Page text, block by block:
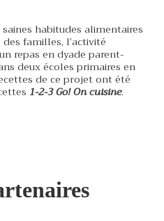
habitudes alimentaires
familles, l’activité
repas en dyade parent-
deux écoles primaires en
de ce projet ont été
1-2-3 Go! On cuisine.